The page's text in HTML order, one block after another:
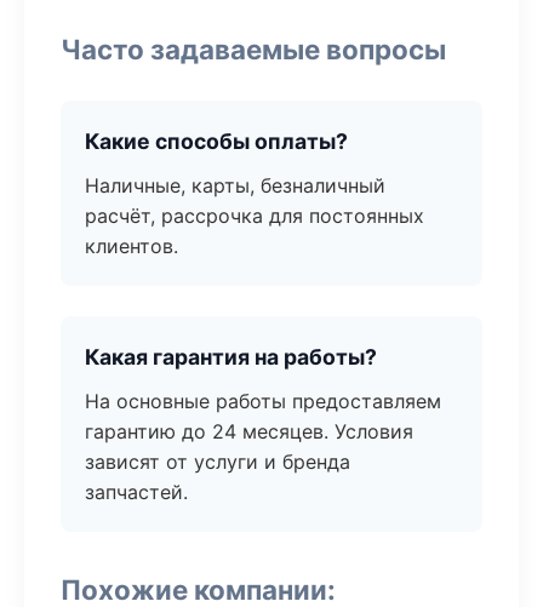
Часто задаваемые вопросы
Какие способы оплаты?
Наличные, карты, безналичный
расчёт, рассрочка для постоянных
клиентов.
Какая гарантия на работы?
На основные работы предоставляем
гарантию до 24 месяцев. Условия
зависят от услуги и бренда
запчастей.
Похожие компании: